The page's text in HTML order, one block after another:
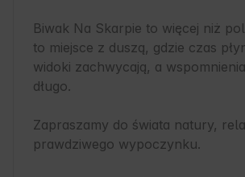
Biwak Na Skarpie to więcej niż
to miejsce z duszą, gdzie czas
widoki zachwycają, a
długo.
Zapraszamy do świata natury,
prawdziwego wypoczynku.